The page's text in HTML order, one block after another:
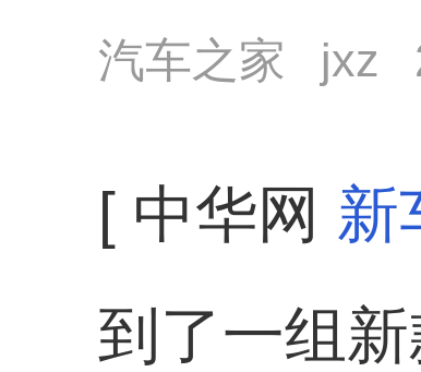
汽车之家 jxz
[ 中华网 新
到了一组